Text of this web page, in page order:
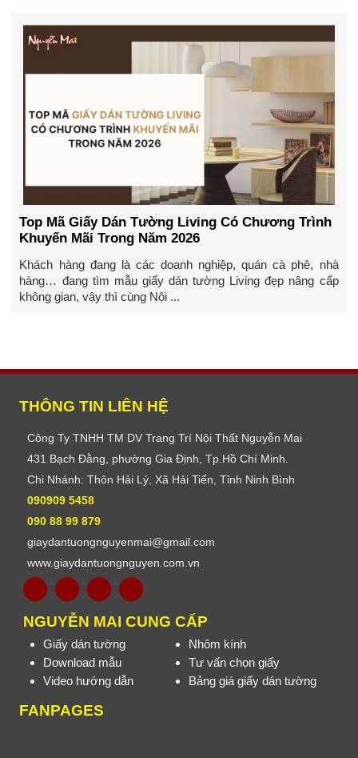
Top Mã Giấy Dán Tường Living Có Chương Trình
Khuyến Mãi Trong Năm 2026
Khách hàng đang là các doanh nghiệp, quán cà phê, nhà
hàng… đang tìm mẫu giấy dán tường Living đẹp nâng cấp
không gian, vậy thì cùng Nội ...
THÔNG TIN LIÊN HỆ
Công Ty TNHH TM DV Trang Trí Nội Thất Nguyễn Mai
431 Bạch Đằng, phường Gia Định, Tp.Hồ Chí Minh.
Chi Nhánh: Thôn Hải Lý, Xã Hải Tiến, Tỉnh Ninh Bình
090909 5458
090 88 99 879
giaydantuongnguyenmai@gmail.com
www.giaydantuongnguyen.com.vn
NGUYỄN MAI CUNG CẤP
Giấy dán tường
Nhôm kính
Download mẫu
Tư vấn chọn giấy
Video hướng dẫn
Bảng giá giấy dán tường
FANPAGES